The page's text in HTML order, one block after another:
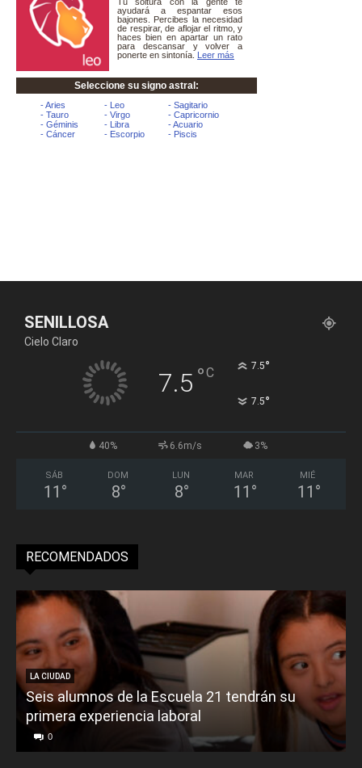
SENILLOSA
Cielo Claro
7.5 °C 7.5°
7.5°
40% 6.6m/s 3%
SÁB
11 °
DOM
8°
LUN
8°
MAR
11 °
MIÉ
11 °
RECOMENDADOS
LA CIUDAD
Seis alumnos de la Escuela 21 tendrán su
primera experiencia laboral
0